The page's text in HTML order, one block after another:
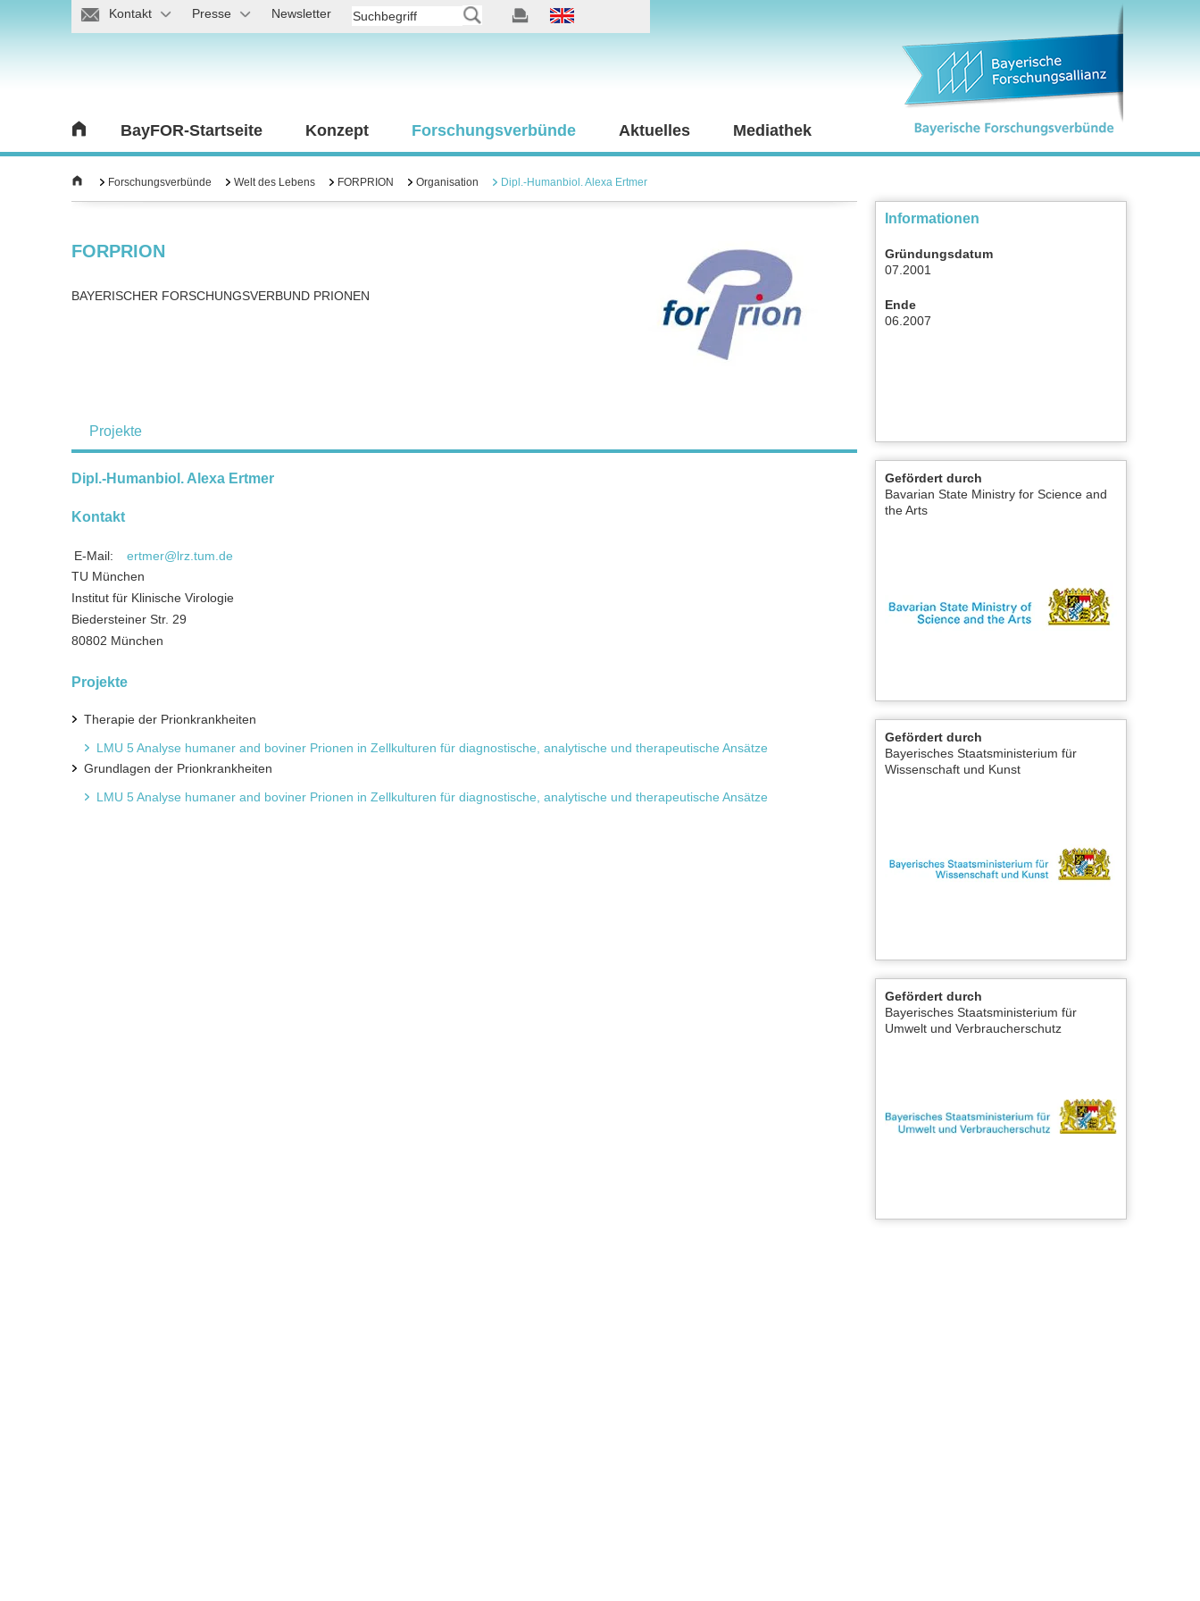
Kontakt Presse Newsletter
BayFOR-Startseite Konzept Forschungsverbünde Aktuelles Mediathek
Forschungsverbünde Welt des Lebens FORPRION Organisation Dipl.-Humanbiol. Alexa Ertmer
FORPRION
BAYERISCHER FORSCHUNGSVERBUND PRIONEN
Projekte
Dipl.-Humanbiol. Alexa Ertmer
Kontakt
E-Mail:
ertmer@lrz.tum.de
TU München
Institut für Klinische Virologie
Biedersteiner Str. 29
80802 München
Projekte
Therapie der Prionkrankheiten
LMU 5 Analyse humaner and boviner Prionen in Zellkulturen für diagnostische, analytische und therapeutische Ansätze
Grundlagen der Prionkrankheiten
LMU 5 Analyse humaner and boviner Prionen in Zellkulturen für diagnostische, analytische und therapeutische Ansätze
Informationen
Gründungsdatum
07.2001
Ende
06.2007
Gefördert durch
Bavarian State Ministry for Science and
the Arts
Gefördert durch
Bayerisches Staatsministerium für
Wissenschaft und Kunst
Gefördert durch
Bayerisches Staatsministerium für
Umwelt und Verbraucherschutz